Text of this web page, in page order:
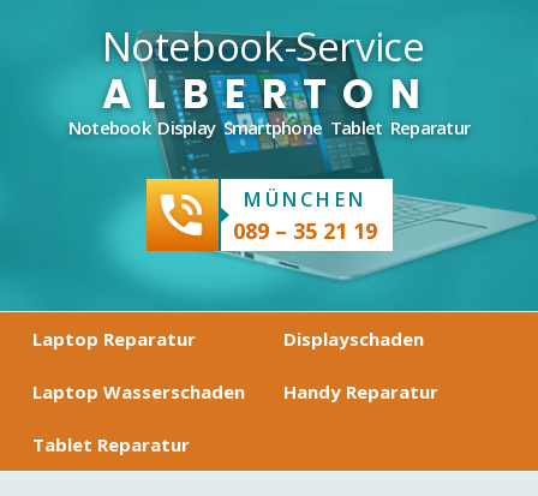
Notebook-Service
ALBERTON
Notebook Display Smartphone Tablet Reparatur
phone_in_talk MÜNCHEN
089 – 35 21 19
Laptop Reparatur Displayschaden
Laptop Wasserschaden Handy Reparatur
Tablet Reparatur